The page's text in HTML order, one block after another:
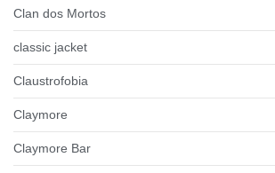
Clan dos Mortos
classic jacket
Claustrofobia
Claymore
Claymore Bar